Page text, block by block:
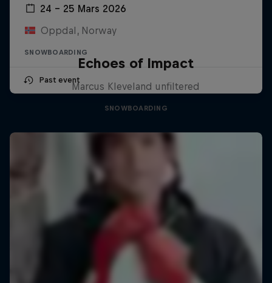
24 – 25 Mars 2026
Oppdal, Norway
SNOWBOARDING
Past event
Echoes of Impact
Marcus Kleveland unfiltered
SNOWBOARDING